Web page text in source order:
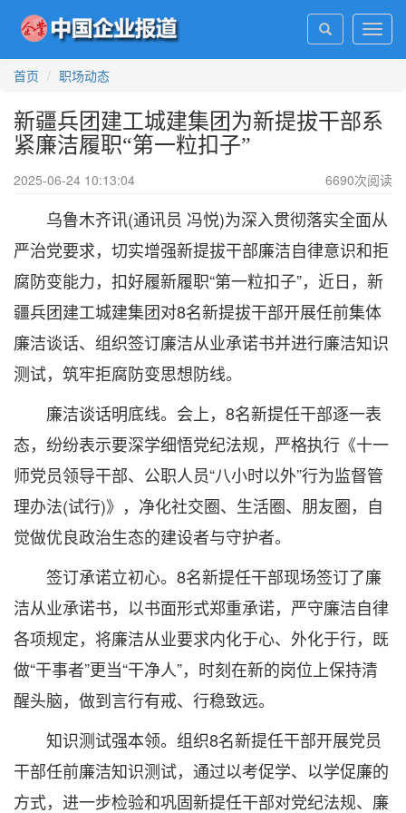
首页
职场动态
新疆兵团建工城建集团为新提拔干部系
紧廉洁履职“第一粒扣子”
2025-06-24 10:13:04 6690次阅读
乌鲁木齐讯(通讯员 冯悦)为深入贯彻落实全面从
严治党要求，切实增强新提拔干部廉洁自律意识和拒
腐防变能力，扣好履新履职“第一粒扣子”，近日，新
疆兵团建工城建集团对8名新提拔干部开展任前集体
廉洁谈话、组织签订廉洁从业承诺书并进行廉洁知识
测试，筑牢拒腐防变思想防线。
廉洁谈话明底线。会上，8名新提任干部逐一表
态，纷纷表示要深学细悟党纪法规，严格执行《十一
师党员领导干部、公职人员“八小时以外”行为监督管
理办法(试行)》，净化社交圈、生活圈、朋友圈，自
觉做优良政治生态的建设者与守护者。
签订承诺立初心。8名新提任干部现场签订了廉
洁从业承诺书，以书面形式郑重承诺，严守廉洁自律
各项规定，将廉洁从业要求内化于心、外化于行，既
做“干事者”更当“干净人”，时刻在新的岗位上保持清
醒头脑，做到言行有戒、行稳致远。
知识测试强本领。组织8名新提任干部开展党员
干部任前廉洁知识测试，通过以考促学、以学促廉的
方式，进一步检验和巩固新提任干部对党纪法规、廉